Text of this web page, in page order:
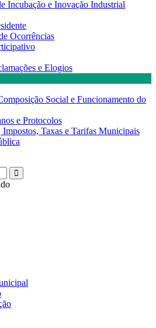
Incubação e Inovação Industrial
Ocorrências
e Elogios
Social e Funcionamento do
e Protocolos
Impostos, Taxas e Tarifas Municipais